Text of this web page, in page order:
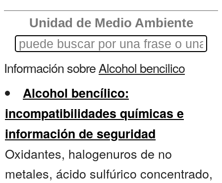
Unidad de Medio Ambiente
Información sobreAlcohol bencilico
Alcohol bencílico:
incompatibilidades químicas e
información de seguridad
Oxidantes, halogenuros de no
metales, ácido sulfúrico concentrado,